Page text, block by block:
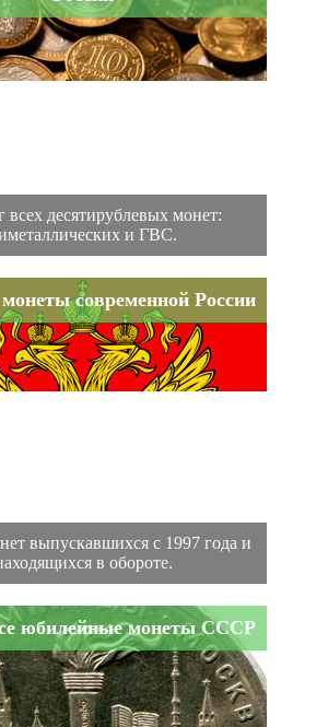
всех десятирублевых монет:
и ГВС.
современной России
выпускавшихся с 1997 года и
в обороте.
юбилейные монеты СССР